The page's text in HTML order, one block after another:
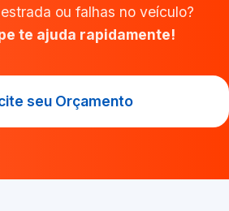
ou falhas no veículo?
te ajuda rapidamente!
seu Orçamento